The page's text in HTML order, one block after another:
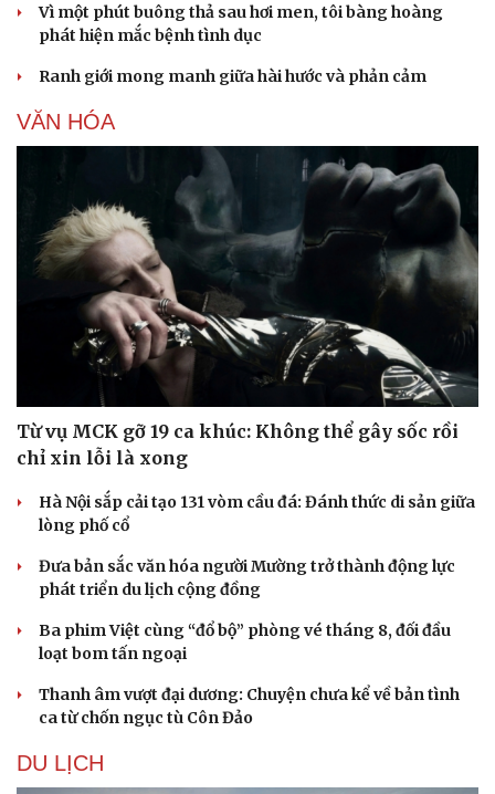
Vì một phút buông thả sau hơi men, tôi bàng hoàng
phát hiện mắc bệnh tình dục
Ranh giới mong manh giữa hài hước và phản cảm
VĂN HÓA
Từ vụ MCK gỡ 19 ca khúc: Không thể gây sốc rồi
chỉ xin lỗi là xong
Hà Nội sắp cải tạo 131 vòm cầu đá: Đánh thức di sản giữa
lòng phố cổ
Đưa bản sắc văn hóa người Mường trở thành động lực
phát triển du lịch cộng đồng
Ba phim Việt cùng “đổ bộ” phòng vé tháng 8, đối đầu
loạt bom tấn ngoại
Thanh âm vượt đại dương: Chuyện chưa kể về bản tình
ca từ chốn ngục tù Côn Đảo
DU LỊCH